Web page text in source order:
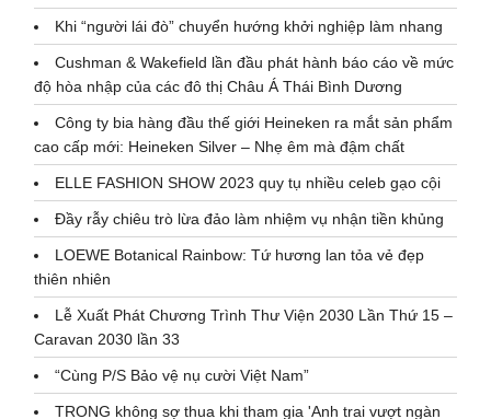
Khi “người lái đò” chuyển hướng khởi nghiệp làm nhang
Cushman & Wakefield lần đầu phát hành báo cáo về mức
độ hòa nhập của các đô thị Châu Á Thái Bình Dương
Công ty bia hàng đầu thế giới Heineken ra mắt sản phẩm
cao cấp mới: Heineken Silver – Nhẹ êm mà đậm chất
ELLE FASHION SHOW 2023 quy tụ nhiều celeb gạo cội
Đầy rẫy chiêu trò lừa đảo làm nhiệm vụ nhận tiền khủng
LOEWE Botanical Rainbow: Tứ hương lan tỏa vẻ đẹp
thiên nhiên
Lễ Xuất Phát Chương Trình Thư Viện 2030 Lần Thứ 15 –
Caravan 2030 lần 33
“Cùng P/S Bảo vệ nụ cười Việt Nam”
TRONG không sợ thua khi tham gia 'Anh trai vượt ngàn